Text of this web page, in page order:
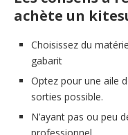
achète un
Choisissez du
gabarit
Optez pour une aile
sorties possible.
N’ayant pas ou peu